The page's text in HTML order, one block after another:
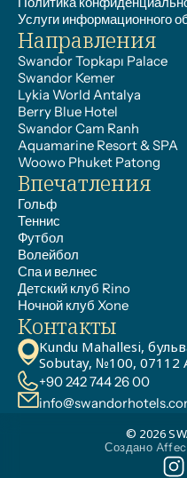
Услуги информационного
Направления
Swandor Topkapı Palace
Swandor Kemer
Lykia World Antalya
Berry Blue Hotel
Swandor Cam Ranh
Aquamarine Resort & SPA
Woowo Phuket Patong
Впечатления
Гольф
Теннис
Футбол
Волейбол
Спа и велнес
Детский клуб Rino
Ночной клуб Xone
Контакты
Kundu Mahallesi,
Sobutay, №100, 07112
+90 242 744 26 00
© 2026
Создано